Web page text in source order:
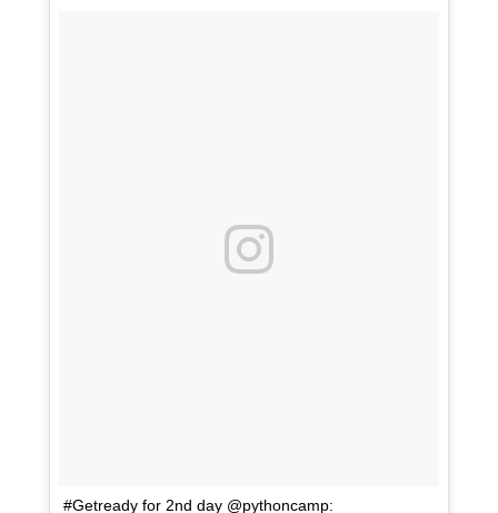
#Getready for 2nd day @pythoncamp: